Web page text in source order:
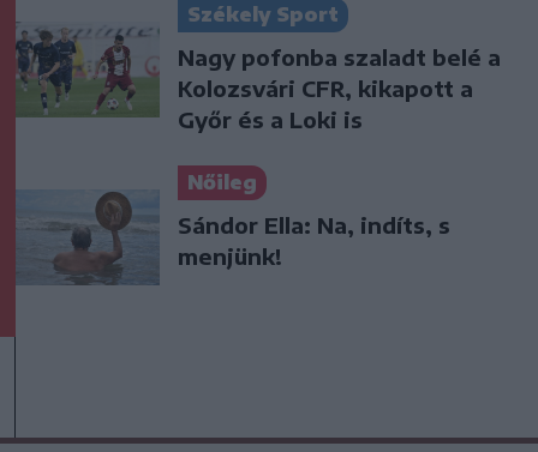
Székely Sport
Nagy pofonba szaladt belé a
Kolozsvári CFR, kikapott a
Győr és a Loki is
Nőileg
Sándor Ella: Na, indíts, s
menjünk!